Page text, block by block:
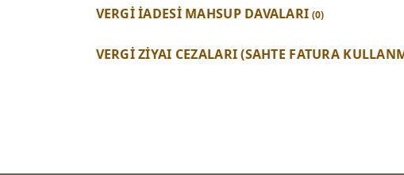
VERGİ İADESİ MAHSUP DAVALARI (0)
VERGİ ZİYAI CEZALARI (SAHTE FATURA